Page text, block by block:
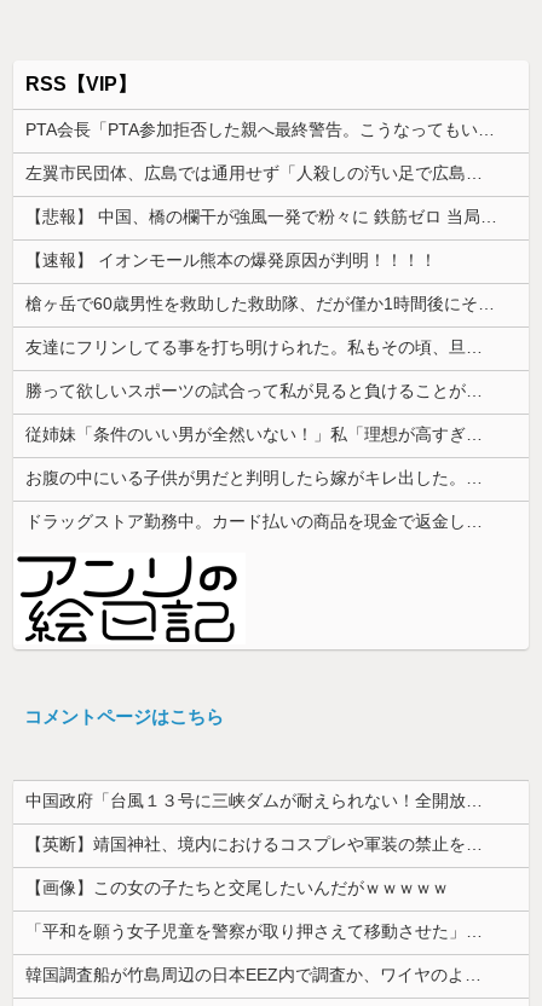
RSS【VIP】
【速報】 イオンモール熊本の爆発原因が判明！！！！
コメントページはこちら
中国政府「台風１３号に三峡ダムが耐えられない！全開放流しろ！」⇒ 下流域の街が壊滅状態ｗｗｗｗｗ
【英断】靖国神社、境内におけるコスプレや軍装の禁止を発表「厳粛で神聖なる場所」
【画像】この女の子たちと交尾したいんだがｗｗｗｗｗ
「平和を願う女子児童を警察が取り押さえて移動させた」と市民団体が告発、「児童……どこ？」とガチで困惑する人が続出
韓国調査船が竹島周辺の日本EEZ内で調査か、ワイヤのようなもの海中に投入…外務省が抗議！